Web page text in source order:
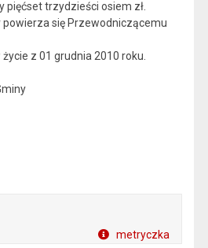
pięćset trzydzieści osiem zł.
powierza się Przewodniczącemu
z 01 grudnia 2010 roku.
metryczka